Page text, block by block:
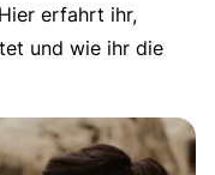
erfahrt ihr,
und wie ihr die